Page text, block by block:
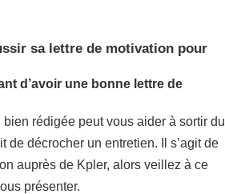
sa lettre de motivation pour
d’avoir une bonne lettre de
rédigée peut vous aider à sortir du
de décrocher un entretien. Il s’agit de
auprès de Kpler, alors veillez à ce
présenter.